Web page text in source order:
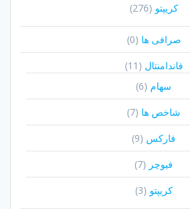
کریپتو (276)
صرافی ها (0)
فاندامنتال (11)
سهام (6)
شاخص ها (7)
فارکس (9)
فیوچر (7)
کریپتو (3)